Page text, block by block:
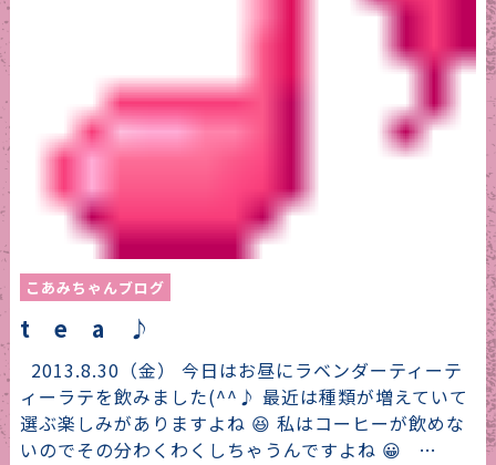
こあみちゃんブログ
t e a ♪
2013.8.30（金） 今日はお昼にラベンダーティーテ
ィーラテを飲みました(^^♪ 最近は種類が増えていて
選ぶ楽しみがありますよね 😆 私はコーヒーが飲めな
いのでその分わくわくしちゃうんですよね 😀 …